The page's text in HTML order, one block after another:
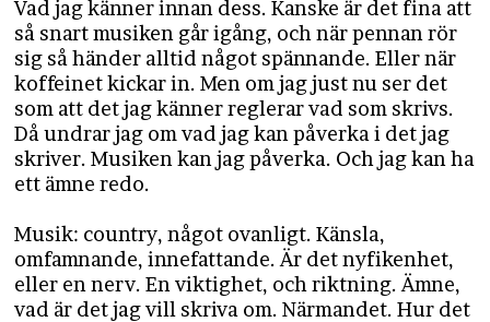
Vad jag känner innan dess. Kanske är det fina att
så snart musiken går igång, och när pennan rör
sig så händer alltid något spännande. Eller när
koffeinet kickar in. Men om jag just nu ser det
som att det jag känner reglerar vad som skrivs.
Då undrar jag om vad jag kan påverka i det jag
skriver. Musiken kan jag påverka. Och jag kan ha
ett ämne redo.
Musik: country, något ovanligt. Känsla,
omfamnande, innefattande. Är det nyfikenhet,
eller en nerv. En viktighet, och riktning. Ämne,
vad är det jag vill skriva om. Närmandet. Hur det